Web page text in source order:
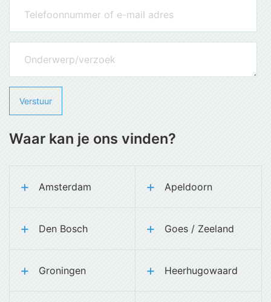
Waar kan je ons vinden?
Amsterdam Apeldoorn
Den Bosch Goes / Zeeland
Groningen Heerhugowaard